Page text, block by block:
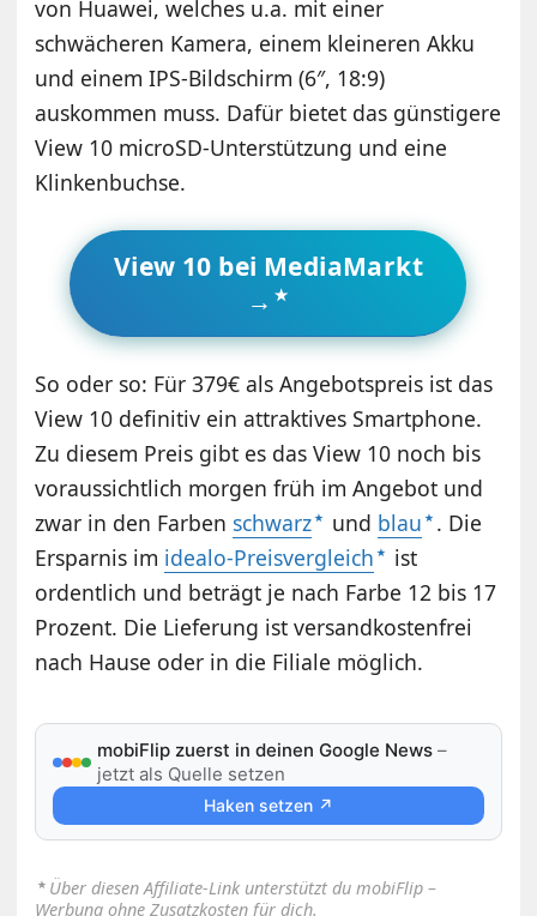
von Huawei, welches u.a. mit einer
schwächeren Kamera, einem kleineren Akku
und einem IPS-Bildschirm (6″, 18:9)
auskommen muss. Dafür bietet das günstigere
View 10 microSD-Unterstützung und eine
Klinkenbuchse.
View 10 bei MediaMarkt
→
So oder so: Für 379€ als Angebotspreis ist das
View 10 definitiv ein attraktives Smartphone.
Zu diesem Preis gibt es das View 10 noch bis
voraussichtlich morgen früh im Angebot und
zwar in den Farben schwarz und blau . Die
Ersparnis im idealo-Preisvergleich
ist
ordentlich und beträgt je nach Farbe 12 bis 17
Prozent. Die Lieferung ist versandkostenfrei
nach Hause oder in die Filiale möglich.
mobiFlip zuerst in deinen Google News –
jetzt als Quelle setzen
Haken setzen ↗
⋆ Über diesen Affiliate-Link unterstützt du mobiFlip –
Werbung ohne Zusatzkosten für dich.